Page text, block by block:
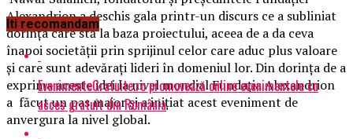
Alexandrion a deschis gala printr-un discurs ce a subliniat
dorința care stă la baza proiectului, aceea de a da ceva
înapoi societății prin sprijinul celor care aduc plus valoare
și care sunt adevărați lideri în domeniul lor. Din dorința de a
exprima aceste idei la nivel mondial Fundația Alexandrion
a făcut un pas major și a inițiat acest eveniment de
anvergura la nivel global.
Iti recomandam
EvenimenteGratuite.ro promovează online evenimentele cu
acces gratuit din România